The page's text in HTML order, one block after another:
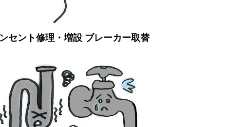
セント修理・増設 ブレーカー取替